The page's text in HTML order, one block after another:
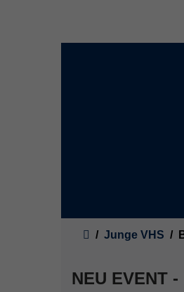
Junge VHS
NEU EVENT